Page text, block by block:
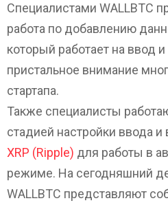
Специалистами WALLBTC
работа по добавлению
который работает на ввод
пристальное внимание
стартапа.
Также специалисты
стадией настройки ввода
XRP (Ripple) для работы в
режиме. На сегодняшний
WALLBTC представляют